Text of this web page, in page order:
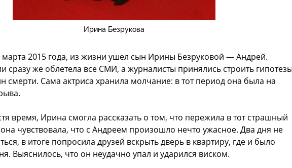
Ирина Безрукова
марта 2015 года, из жизни ушел сын Ирины Безруковой — Андрей.
сразу же облетела все СМИ, а журналисты принялись строить гипотезы
смерти. Сама актриса хранила молчание: в тот период она была на
время, Ирина смогла рассказать о том, что пережила в тот страшный
чувствовала, что с Андреем произошло нечто ужасное. Два дня не
в итоге попросила друзей вскрыть дверь в квартиру, где и было
Выяснилось, что он неудачно упал и ударился виском.